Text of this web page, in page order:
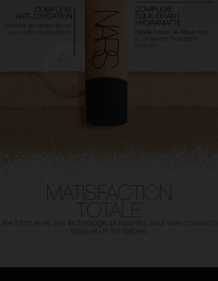
MATISFACTION
TOTALE
formule et une technologie puissantes pour une
totale et un fini naturel.